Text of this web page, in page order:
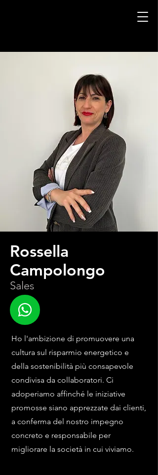
Rossella
Campolongo
Sales
Ho l'ambizione di promuovere una
cultura sul risparmio energetico e
della sostenibilità più consapevole
condivisa da collaboratori. Ci
adoperiamo affinché le iniziative
promosse siano apprezzate dai clienti,
a conferma del nostro impegno
concreto e responsabile per
migliorare la società in cui viviamo.